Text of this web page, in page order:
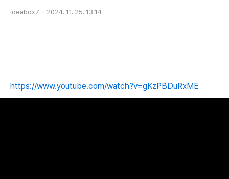
ideabox7 2024. 11. 25. 13:14
https://www.youtube.com/watch?v=gKzPBDuRxME